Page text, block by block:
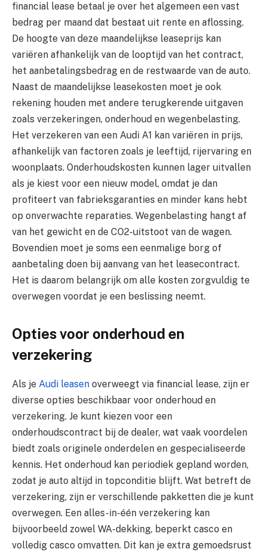
financial lease betaal je over het algemeen een vast
bedrag per maand dat bestaat uit rente en aflossing.
De hoogte van deze maandelijkse leaseprijs kan
variëren afhankelijk van de looptijd van het contract,
het aanbetalingsbedrag en de restwaarde van de auto.
Naast de maandelijkse leasekosten moet je ook
rekening houden met andere terugkerende uitgaven
zoals verzekeringen, onderhoud en wegenbelasting.
Het verzekeren van een Audi A1 kan variëren in prijs,
afhankelijk van factoren zoals je leeftijd, rijervaring en
woonplaats. Onderhoudskosten kunnen lager uitvallen
als je kiest voor een nieuw model, omdat je dan
profiteert van fabrieksgaranties en minder kans hebt
op onverwachte reparaties. Wegenbelasting hangt af
van het gewicht en de CO2-uitstoot van de wagen.
Bovendien moet je soms een eenmalige borg of
aanbetaling doen bij aanvang van het leasecontract.
Het is daarom belangrijk om alle kosten zorgvuldig te
overwegen voordat je een beslissing neemt.
Opties voor onderhoud en
verzekering
Als je Audi leasen overweegt via financial lease, zijn er
diverse opties beschikbaar voor onderhoud en
verzekering. Je kunt kiezen voor een
onderhoudscontract bij de dealer, wat vaak voordelen
biedt zoals originele onderdelen en gespecialiseerde
kennis. Het onderhoud kan periodiek gepland worden,
zodat je auto altijd in topconditie blijft. Wat betreft de
verzekering, zijn er verschillende pakketten die je kunt
overwegen. Een alles-in-één verzekering kan
bijvoorbeeld zowel WA-dekking, beperkt casco en
volledig casco omvatten. Dit kan je extra gemoedsrust